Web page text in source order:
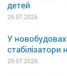
детей
29.07.2026
У
стабілізатори
29.07.2026